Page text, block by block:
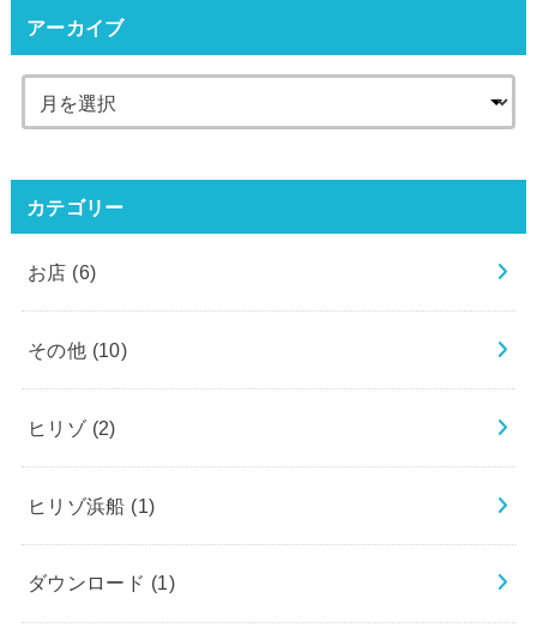
アーカイブ
カテゴリー
お店 (6)
その他 (10)
ヒリゾ (2)
ヒリゾ浜船 (1)
ダウンロード (1)